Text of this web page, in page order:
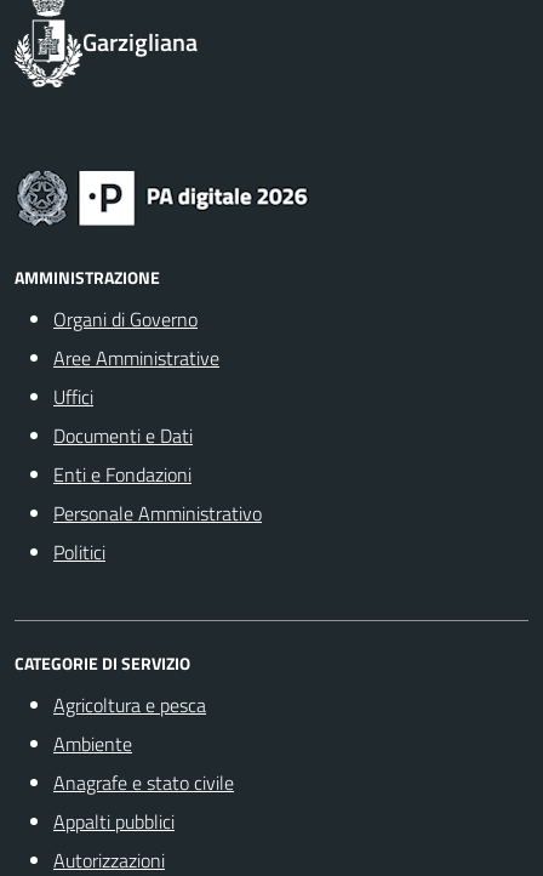
Garzigliana
AMMINISTRAZIONE
Organi di Governo
Aree Amministrative
Uffici
Documenti e Dati
Enti e Fondazioni
Personale Amministrativo
Politici
CATEGORIE DI SERVIZIO
Agricoltura e pesca
Ambiente
Anagrafe e stato civile
Appalti pubblici
Autorizzazioni